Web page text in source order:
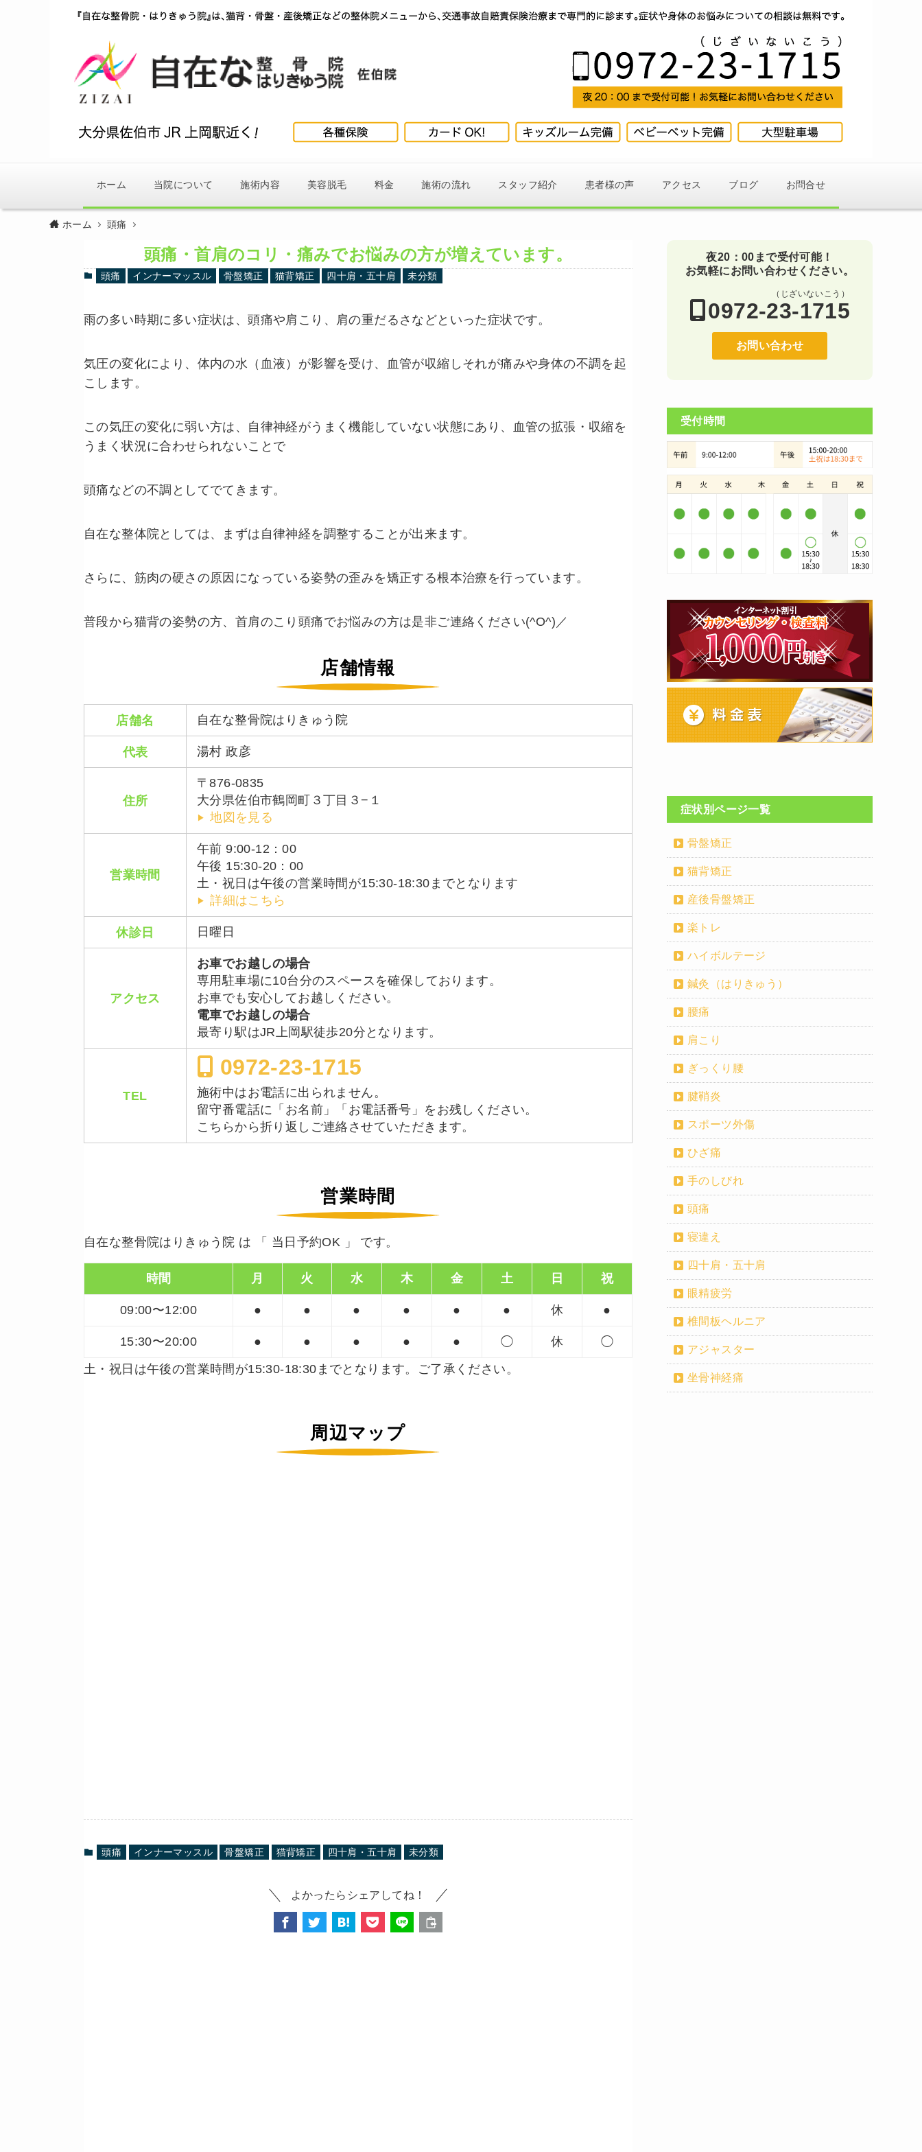
ホーム 当院について 施術内容 美容脱毛 料金 施術の流れ スタッフ紹介 患者様の声 アクセス ブログ お問合せ
ホーム 頭痛
頭痛・首肩のコリ・痛みでお悩みの方が増えています。
頭痛 インナーマッスル 骨盤矯正 猫背矯正 四十肩・五十肩 未分類
雨の多い時期に多い症状は、頭痛や肩こり、肩の重だるさなどといった症状です。
気圧の変化により、体内の水（血液）が影響を受け、血管が収縮しそれが痛みや身体の不調を起
こします。
この気圧の変化に弱い方は、自律神経がうまく機能していない状態にあり、血管の拡張・収縮を
うまく状況に合わせられないことで
頭痛などの不調としてでてきます。
自在な整体院としては、まずは自律神経を調整することが出来ます。
さらに、筋肉の硬さの原因になっている姿勢の歪みを矯正する根本治療を行っています。
普段から猫背の姿勢の方、首肩のこり頭痛でお悩みの方は是非ご連絡ください(^O^)／
店舗情報
店舗名 自在な整骨院はりきゅう院
代表 湯村 政彦
住所
〒876-0835
大分県佐伯市鶴岡町３丁目３−１
地図を見る
営業時間
午前 9:00-12：00
午後 15:30-20：00
土・祝日は午後の営業時間が15:30-18:30までとなります
詳細はこちら
休診日 日曜日
アクセス
お車でお越しの場合
専用駐車場に10台分のスペースを確保しております。
お車でも安心してお越しください。
電車でお越しの場合
最寄り駅はJR上岡駅徒歩20分となります。
TEL
0972-23-1715
施術中はお電話に出られません。
留守番電話に「お名前」「お電話番号」をお残しください。
こちらから折り返しご連絡させていただきます。
営業時間
自在な整骨院はりきゅう院 は 「 当日予約OK 」 です。
時間 月 火 水 木 金 土 日 祝
09:00〜12:00 ● ● ● ● ● ● 休 ●
15:30〜20:00 ● ● ● ● ● ◯ 休
◯
土・祝日は午後の営業時間が15:30-18:30までとなります。ご了承ください。
周辺マップ
頭痛 インナーマッスル 骨盤矯正 猫背矯正 四十肩・五十肩 未分類
よかったらシェアしてね！
夜20：00まで受付可能！
お気軽にお問い合わせください。
0972-23-1715
（じざいないこう）
お問い合わせ
受付時間
症状別ページ一覧
骨盤矯正
猫背矯正
産後骨盤矯正
楽トレ
ハイボルテージ
鍼灸（はりきゅう）
腰痛
肩こり
ぎっくり腰
腱鞘炎
スポーツ外傷
ひざ痛
手のしびれ
頭痛
寝違え
四十肩・五十肩
眼精疲労
椎間板ヘルニア
アジャスター
坐骨神経痛